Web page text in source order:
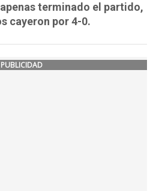
terminado el partido,
cayeron por 4-0.
PUBLICIDAD